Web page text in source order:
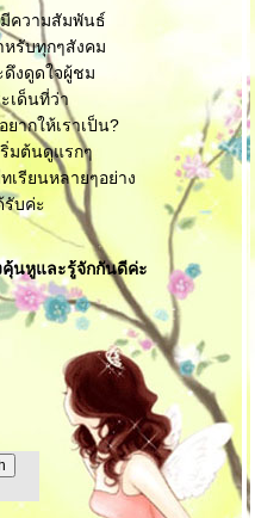
ความสัมพันธ์
หรับทุกๆสังคม
งดูดใจผู้ชม
เด็นที่ว่า
ากให้เราเป็น?
ริ่มต้นดูแรกๆ
รียนหลายๆอย่าง
รับค่ะ
คุ้นหูและรู้จักกันดีค่ะ